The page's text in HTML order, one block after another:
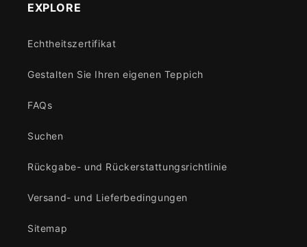
EXPLORE
Echtheitszertifikat
Gestalten Sie Ihren eigenen Teppich
FAQs
Suchen
Rückgabe- und Rückerstattungsrichtlinie
Versand- und Lieferbedingungen
Sitemap